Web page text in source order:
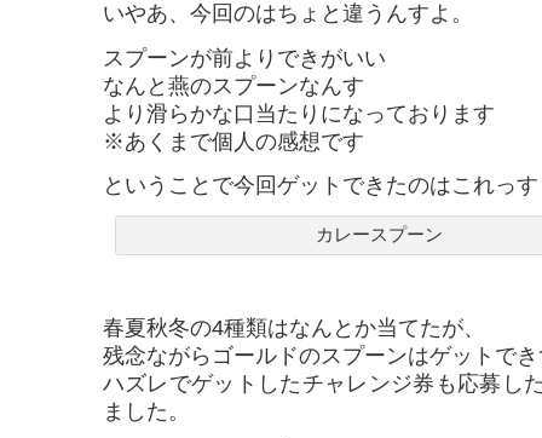
いやあ、今回のはちょと違うんすよ。
スプーンが前よりできがいい
なんと燕のスプーンなんす
より滑らかな口当たりになっております
※あくまで個人の感想です
ということで今回ゲットできたのはこれっす
カレースプーン
春夏秋冬の4種類はなんとか当てたが、
残念ながらゴールドのスプーンはゲットで
ハズレでゲットしたチャレンジ券も応募し
ました。